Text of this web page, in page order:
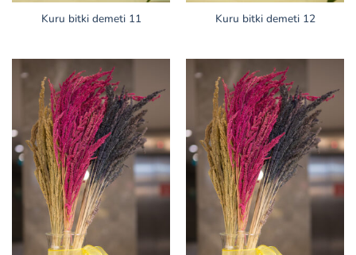
Kuru bitki demeti 11 Kuru bitki demeti 12